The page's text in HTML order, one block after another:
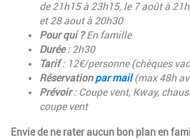
de 21h15 à 23h15, le 7 août à
et 28 aout à 20h30
Pour qui ?En famille
Durée: 2h30
Tarif: 12€/personne (chèques
Réservationpar mail (max 48h
Prévoir: Coupe vent, Kway,
coupe vent
Envie de ne rater aucun bon plan en